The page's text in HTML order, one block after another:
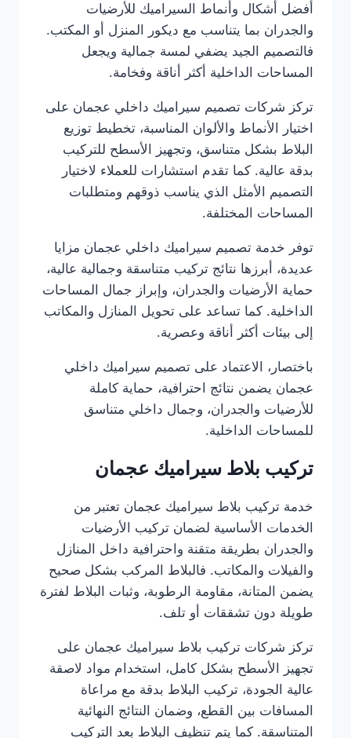
أفضل أشكال وأنماط السيراميك للأرضيات
والجدران بما يتناسب مع ديكور المنزل أو المكتب.
فالتصميم الجيد يضفي لمسة جمالية ويجعل
المساحات الداخلية أكثر أناقة وفخامة.
تركز شركات تصميم سيراميك داخلي عجمان على
اختيار الأنماط والألوان المناسبة، تخطيط توزيع
البلاط بشكل متناسق، وتجهيز الأسطح للتركيب
بدقة عالية. كما تقدم استشارات للعملاء لاختيار
التصميم الأمثل الذي يناسب ذوقهم ومتطلبات
المساحات المختلفة.
توفر خدمة تصميم سيراميك داخلي عجمان مزايا
عديدة، أبرزها نتائج تركيب متناسقة وجمالية عالية،
حماية الأرضيات والجدران، وإبراز جمال المساحات
الداخلية. كما تساعد على تحويل المنازل والمكاتب
إلى بيئات أكثر أناقة وعصرية.
باختصار، الاعتماد على تصميم سيراميك داخلي
عجمان يضمن نتائج احترافية، حماية كاملة
للأرضيات والجدران، وجمال داخلي متناسق
للمساحات الداخلية.
تركيب بلاط سيراميك عجمان
خدمة تركيب بلاط سيراميك عجمان تعتبر من
الخدمات الأساسية لضمان تركيب الأرضيات
والجدران بطريقة متقنة واحترافية داخل المنازل
والفيلات والمكاتب. فالبلاط المركب بشكل صحيح
يضمن المتانة، مقاومة الرطوبة، وثبات البلاط لفترة
طويلة دون تشققات أو تلف.
تركز شركات تركيب بلاط سيراميك عجمان على
تجهيز الأسطح بشكل كامل، استخدام مواد لاصقة
عالية الجودة، تركيب البلاط بدقة مع مراعاة
المسافات بين القطع، وضمان النتائج النهائية
المتناسقة. كما يتم تنظيف البلاط بعد التركيب